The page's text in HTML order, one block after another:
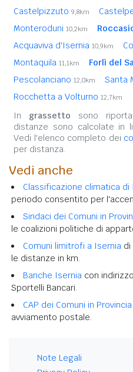
Castelpizzuto 9,8km
Monteroduni 10,2km
Acquaviva d'Isernia 10,9km
Montaquila 11,1km Forlì del
Pescolanciano 12,0km Santa
Rocchetta a Volturno 12,7km
In grassetto sono
distanze sono calcolate in
Vedi l'elenco completo dei
per distanza.
Vedi anche
Classificazione climatica di
periodo consentito per
Sindaci dei Comuni in
le coalizioni politiche di
Comuni limitrofi a Isernia di
le distanze in km.
Banche Isernia con
Sportelli Bancari.
CAP dei Comuni in
avviamento postale.
Note Legali